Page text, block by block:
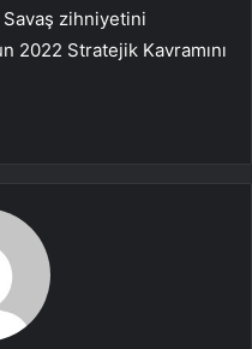
zihniyetini
2022 Stratejik Kavramını